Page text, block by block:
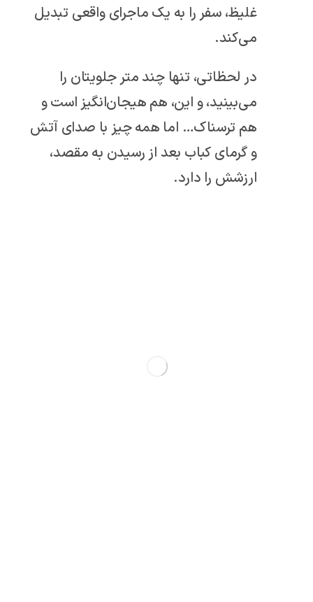
غلیظ، سفر را به یک ماجرای واقعی تبدیل
می‌کند.
در لحظاتی، تنها چند متر جلویتان را
می‌بینید، و این، هم هیجان‌انگیز است و
هم ترسناک… اما همه چیز با صدای آتش
و گرمای کباب بعد از رسیدن به مقصد،
ارزشش را دارد.